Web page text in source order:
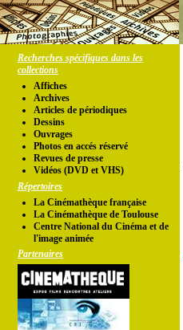
Recherches spécifiques dans les
collections
Affiches
Archives
Articles de périodiques
Dessins
Ouvrages
Photos en accés réservé
Revues de presse
Vidéos (DVD et VHS)
Répertoires
La Cinémathèque française
La Cinémathèque de Toulouse
Centre National du Cinéma et de
l'image animée
Partenaires